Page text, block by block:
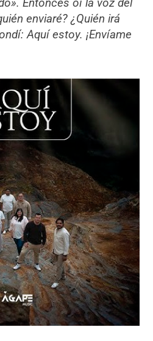
enviaré? ¿Quién irá
Aquí estoy. ¡Envíame